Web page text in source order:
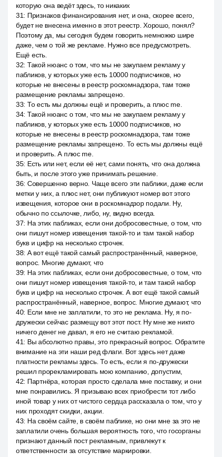
которую она ведёт здесь, то никаких
31: Признаков финансирования нет, и она, скорее всего,
будет не внесена именно в этот реестр. Хорошо, понял?
Поэтому да, мы сегодня будем говорить немножко шире
даже, чем о той же рекламе. Нужно все предусмотреть.
Ещё есть.
32: Такой нюанс о том, что мы не закупаем рекламу у
пабликов, у которых уже есть 10000 подписчиков, но
которые не внесены в реестр роскомнадзора, там тоже
размещение рекламы запрещено.
33: То есть мы должны ещё и проверить, а плюс me.
34: Такой нюанс о том, что мы не закупаем рекламу у
пабликов, у которых уже есть 10000 подписчиков, но
которые не внесены в реестр роскомнадзора, там тоже
размещение рекламы запрещено. То есть мы должны ещё
и проверить. А плюс me.
35: Есть или нет, если её нет, сами понять, что она должна
быть, и после этого уже принимать решение.
36: Совершенно верно. Чаще всего эти паблики, даже если
метки у них, а плюс нет, они публикуют номер вот этого
извещения, которое они в роскомнадзор подали. Ну,
обычно по ссылочке, либо, ну, видно всегда.
37: На этих пабликах, если они добросовестные, о том, что
они пишут номер извещения такой-то и там такой набор
букв и цифр на несколько строчек.
38: А вот ещё такой самый распространённый, наверное,
вопрос. Многие думают, что
39: На этих пабликах, если они добросовестные, о том, что
они пишут номер извещения такой-то, и там такой набор
букв и цифр на несколько строчек. А вот ещё такой самый
распространённый, наверное, вопрос. Многие думают, что
40: Если мне не заплатили, то это не реклама. Ну, я по-
дружески сейчас размещу вот этот пост. Ну мне же никто
ничего денег не давал, я его не считаю рекламой.
41: Вы абсолютно правы, это прекрасный вопрос. Обратите
внимание на эти наши ред флаги. Вот здесь нет даже
платности рекламы здесь. То есть, если я по-дружески
решил прорекламировать мою компанию, допустим,
42: Партнёра, которая просто сделала мне поставку, и они
мне понравились. Я призываю всех приобрести тот либо
иной товар у них от чистого сердца рассказала о том, что у
них проходят скидки, акции.
43: На своём сайте, в своём паблике, но они мне за это не
заплатили очень большая вероятность того, что госорганы
признают данный пост рекламным, привлекут к
ответственности за отсутствие маркировки.